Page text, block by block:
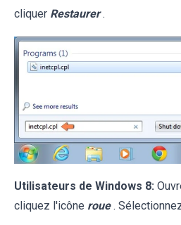
cliquer Restaurer .
Utilisateurs de Windows 8:
cliquez l'icône roue .